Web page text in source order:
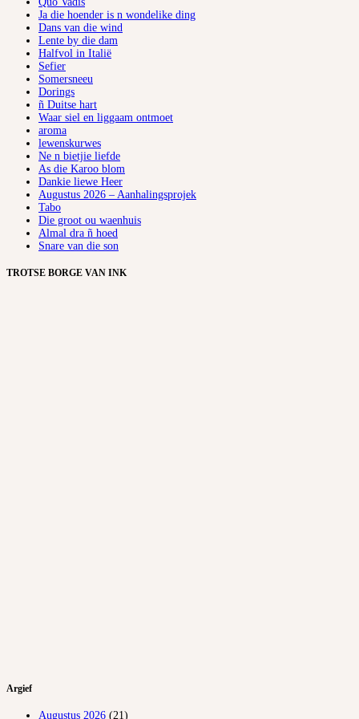
Ja die hoender is n wondelike ding
Dans van die wind
Lente by die dam
Halfvol in Italië
Sefier
Somersneeu
Dorings
ñ Duitse hart
Waar siel en liggaam ontmoet
aroma
lewenskurwes
Ne n bietjie liefde
As die Karoo blom
Dankie liewe Heer
Augustus 2026 – Aanhalingsprojek
Tabo
Die groot ou waenhuis
Almal dra ñ hoed
Snare van die son
TROTSE BORGE VAN INK
Argief
Augustus 2026 (21)